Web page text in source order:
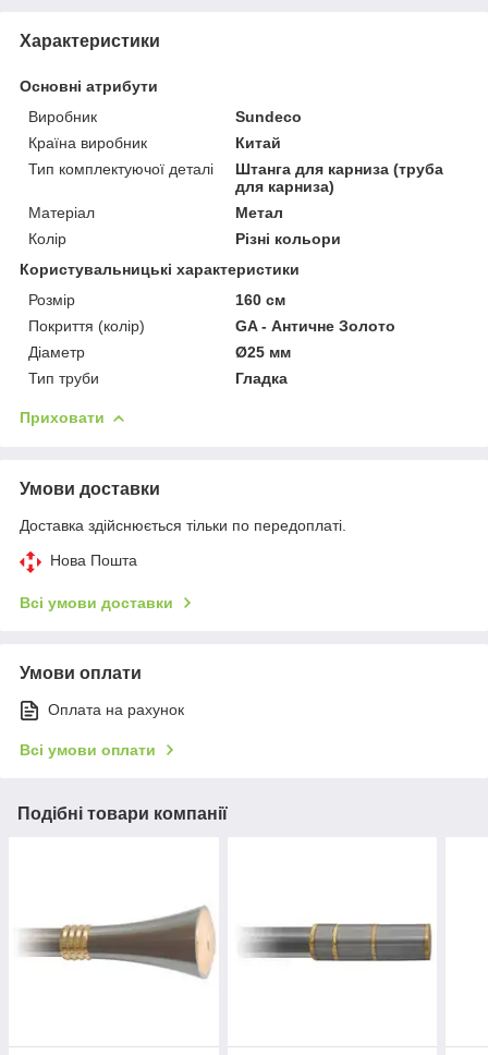
Характеристики
Основні атрибути
Виробник
Sundeco
Країна виробник
Китай
Тип комплектуючої деталі
Штанга для карниза (труба
для карниза)
Матеріал
Метал
Колір
Різні кольори
Користувальницькі характеристики
Розмір
160 см
Покриття (колір)
GA - Античне Золото
Діаметр
Ø25 мм
Тип труби
Гладка
Приховати
Умови доставки
Доставка здійснюється тільки по передоплаті.
Нова Пошта
Всі умови доставки
Умови оплати
Оплата на рахунок
Всі умови оплати
Подібні товари компанії